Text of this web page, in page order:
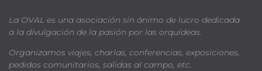
La OVAL es una asociación sin ánimo de lucro dedicada
a la divulgación de la pasión por las orquídeas.
Organizamos viajes, charlas, conferencias, exposiciones,
pedidos comunitarios, salidas al campo, etc.